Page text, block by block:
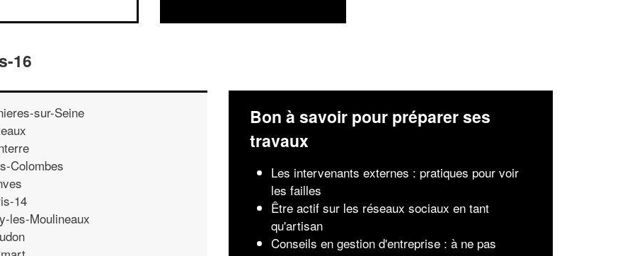
16
sur-Seine
Colombes
14
les-Moulineaux
Bon à savoir pour préparer ses
travaux
Les intervenants externes : pratiques pour voir
les failles
Être actif sur les réseaux sociaux en tant
qu'artisan
Conseils en gestion d'entreprise : à ne pas